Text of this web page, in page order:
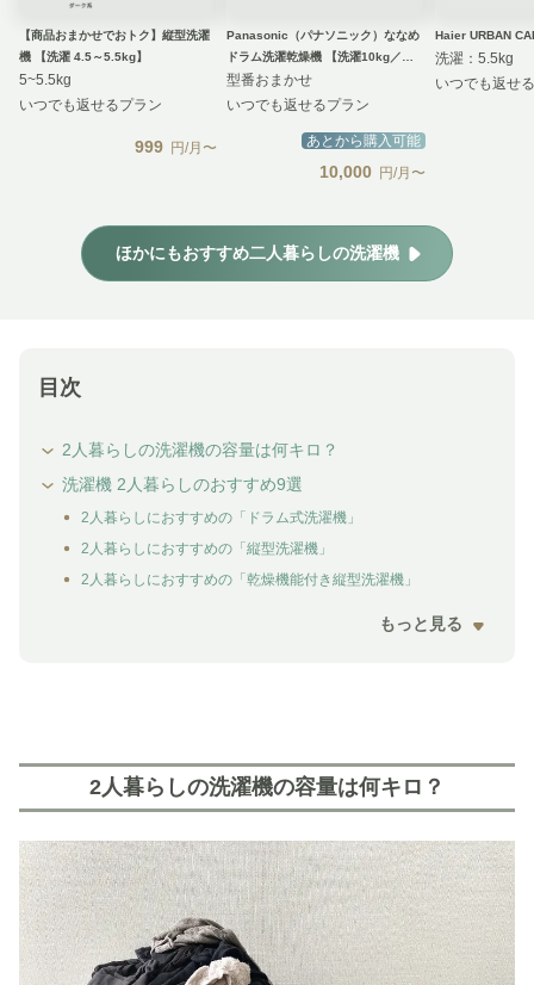
【商品おまかせでおトク】縦型洗濯
機 【洗濯 4.5～5.5kg】
5~5.5kg
いつでも返せるプラン
999 円/月〜
Panasonic（パナソニック）ななめ
ドラム洗濯乾燥機 【洗濯10kg／乾
燥5kg】Utype スマート&コンパクト
モデル
型番おまかせ
いつでも返せるプラン
あとから購入可能
10,000 円/月〜
Haier URBAN
洗濯：5.5kg
いつでも返せ
ほかにもおすすめ二人暮らしの洗濯機
目次
2人暮らしの洗濯機の容量は何キロ？
洗濯機 2人暮らしのおすすめ9選
2人暮らしにおすすめの「ドラム式洗濯機」
2人暮らしにおすすめの「縦型洗濯機」
2人暮らしにおすすめの「乾燥機能付き縦型洗濯機」
もっと見る
2人暮らしの洗濯機の容量は何キロ？